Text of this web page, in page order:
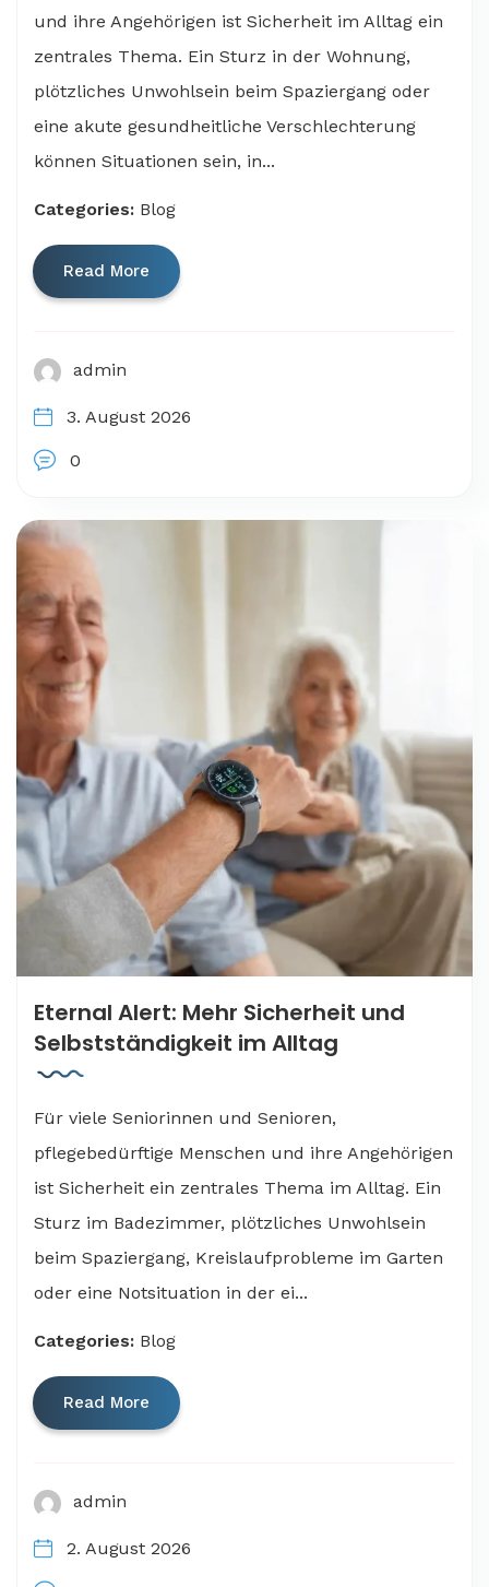
und ihre Angehörigen ist Sicherheit im Alltag ein
zentrales Thema. Ein Sturz in der Wohnung,
plötzliches Unwohlsein beim Spaziergang oder
eine akute gesundheitliche Verschlechterung
können Situationen sein, in...
Categories: Blog
Read More
admin
3. August 2026
0
Eternal Alert: Mehr Sicherheit und
Selbstständigkeit im Alltag
Für viele Seniorinnen und Senioren,
pflegebedürftige Menschen und ihre Angehörigen
ist Sicherheit ein zentrales Thema im Alltag. Ein
Sturz im Badezimmer, plötzliches Unwohlsein
beim Spaziergang, Kreislaufprobleme im Garten
oder eine Notsituation in der ei...
Categories: Blog
Read More
admin
2. August 2026